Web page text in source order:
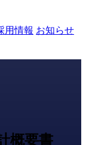
用情報 お知らせ
概要書